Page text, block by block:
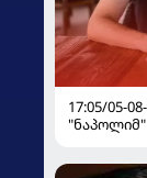
17:05/05-